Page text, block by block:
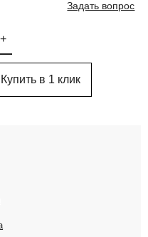
Задать вопрос
+
Купить в 1 клик